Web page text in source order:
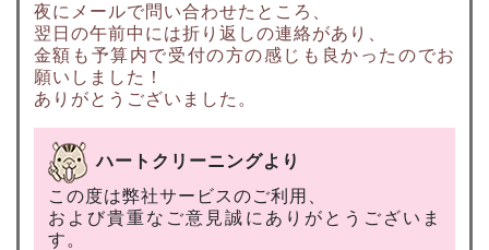
夜にメールで問い合わせたところ、
翌日の午前中には折り返しの連絡があり、
金額も予算内で受付の方の感じも良かったのでお
願いしました！
ありがとうございました。
ハートクリーニングより
この度は弊社サービスのご利用、
および貴重なご意見誠にありがとうございま
す。